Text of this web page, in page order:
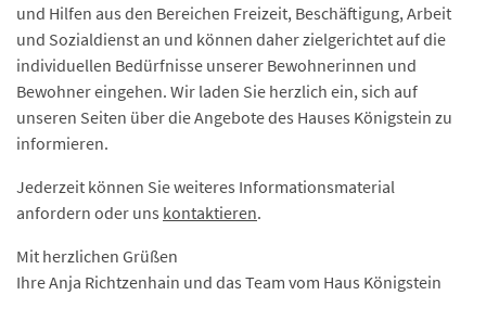
und Hilfen aus den Bereichen Freizeit, Beschäftigung, Arbeit
und Sozialdienst an und können daher zielgerichtet auf die
individuellen Bedürfnisse unserer Bewohnerinnen und
Bewohner eingehen. Wir laden Sie herzlich ein, sich auf
unseren Seiten über die Angebote des Hauses Königstein zu
informieren.
Jederzeit können Sie weiteres Informationsmaterial
anfordern oder uns kontaktieren.
Mit herzlichen Grüßen
Ihre Anja Richtzenhain und das Team vom Haus Königstein